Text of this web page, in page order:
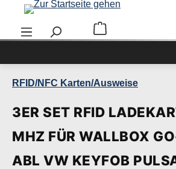
Zum Hauptinhalt springen
Warenkorb
RFID/NFC Karten/Ausweise
3ER SET RFID
MHZ FÜR WALLBOX
ABL VW KEYFOB